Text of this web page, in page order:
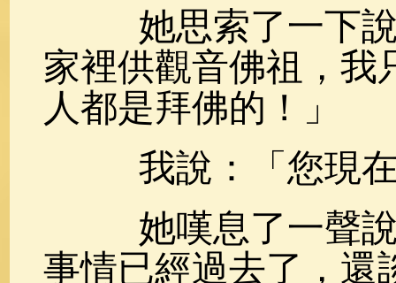
她思索了一下說
家裡供觀音佛祖，我
人都是拜佛的！」
我說：「您現在
她嘆息了一聲說
事情已經過去了，還